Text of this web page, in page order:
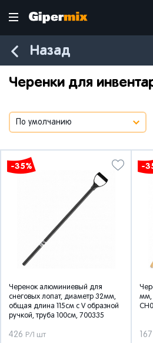
Назад
Черенки для
-35%
Черенок алюминиевый для
снеговых лопат, диаметр 32мм,
общая длина 115см с V образной
ручкой, труба 100см, 700335
426 Р/1 шт
-
мм,
167